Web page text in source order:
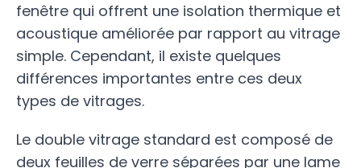
fenêtre qui offrent une isolation thermique et
acoustique améliorée par rapport au vitrage
simple. Cependant, il existe quelques
différences importantes entre ces deux
types de vitrages.
Le double vitrage standard est composé de
deux feuilles de verre séparées par une lame